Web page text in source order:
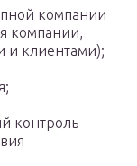
компании
компании,
и клиентами);
контроль